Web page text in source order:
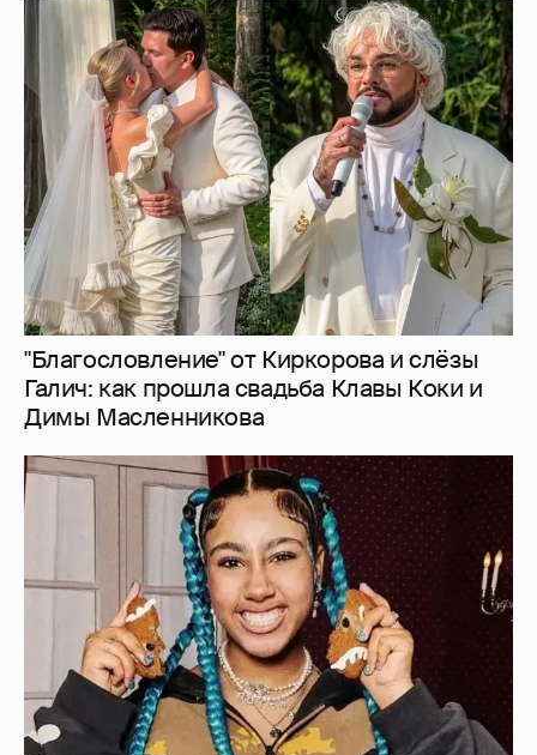
"Благословление" от Киркорова и слёзы
Галич: как прошла свадьба Клавы Коки и
Димы Масленникова
13-летняя дочь Ким Кардашьян и Канье
Уэста выпустила песню о "предательстве"
после отмены её первого концертного
11